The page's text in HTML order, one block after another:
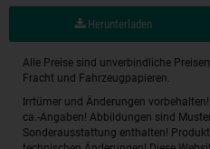
Herunterladen
Alle Preise sind unverbindliche
Fracht und Fahrzeugpapieren.
Irrtümer und Änderungen
ca.-Angaben! Abbildungen sind
Sonderausstattung enthalten!